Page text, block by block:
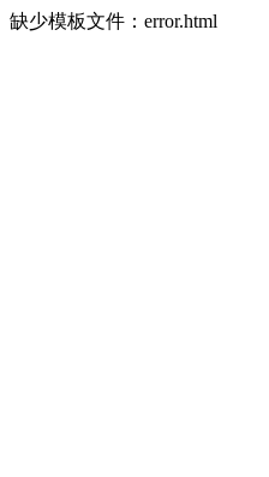
缺少模板文件：error.html